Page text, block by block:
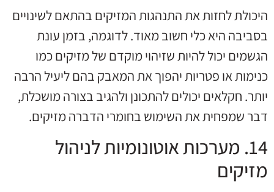
היכולת לחזות את התנהגות המזיקים בהתאם לשינויים
בסביבה היא כלי חשוב מאוד. לדוגמה, בזמן עונת
הגשמים יכול להיות שזיהוי מוקדם של מזיקים כמו
כנימות או פטריות יהפוך את המאבק בהם ליעיל הרבה
יותר. חקלאים יכולים להתכונן ולהגיב בצורה מושכלת,
דבר שמפחית את השימוש בחומרי הדברה מזיקים.
14. מערכות אוטונומיות לניהול
מזיקים